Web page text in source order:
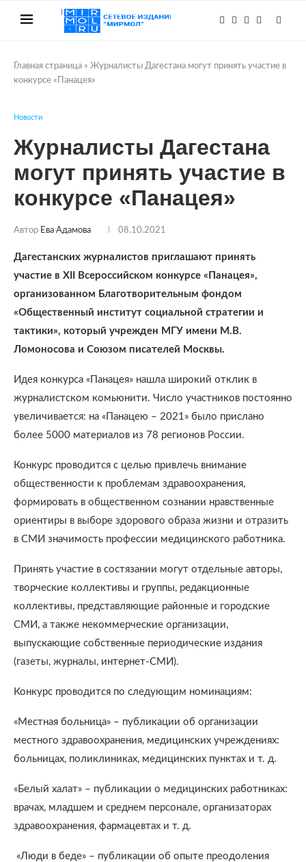
Главная страница » Журналисты Дагестана могут принять участие в
конкурсе «Панацея»
Новости
Журналисты Дагестана
могут принять участие в
конкурсе «Панацея»
Автор Ева Адамова 08.10.2021
Дагестанских журналистов приглашают принять
участие в ХII Всероссийском конкурсе «Панацея»,
организованном Благотворительным фондом
«Общественный институт социальной стратегии и
тактики», который учрежден МГУ имени М.В.
Ломоносова и Союзом писателей Москвы.
Идея конкурса «Панацея» нашла широкий отклик в
журналистском комьюнити. Число участников постоянно
увеличивается: на «Панацею – 2021» было прислано
более 5000 материалов из 78 регионов России.
Конкурс проводится с целью привлечь внимание
общественности к проблемам здравоохранения,
формировать в общественном сознании нравственные
ориентиры в выборе здорового образа жизни и отразить
в СМИ значимость профессии медицинского работника.
Принять участие в состязании могут отдельные авторы,
творческие коллективы и группы, редакционные
коллективы, представляющие районные и городские
СМИ, а также некоммерческие организации,
выпускающие собственные периодические издания
(газеты, журналы, интернет-СМИ).
Конкурс проводится по следующим номинациям:
«Местная больница» – публикации об организации
местного здравоохранения, медицинских учреждениях:
больницах, поликлиниках, медицинских пунктах и т. д.
«Белый халат» – публикации о медицинских работниках:
врачах, младшем и среднем персонале, организаторах
здравоохранения, фармацевтах и т. д.
«Люди в беде» – публикации об опыте преодоления